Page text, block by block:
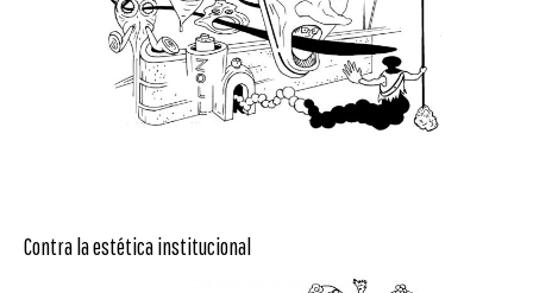
Contra la estética institucional